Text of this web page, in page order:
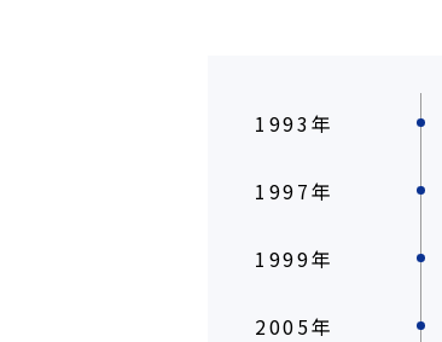
1993年
1997年
1999年
2005年